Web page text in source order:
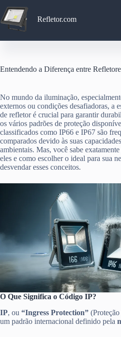
para
o
conteúdo
Refletor.com
Entendendo a Diferença entre
No mundo da iluminação,
externos ou condições desafiadoras, a
de refletor é crucial para garantir
os vários padrões de proteção
classificados como IP66 e IP67 são
comparados devido às suas
ambientais. Mas, você sabe
eles e como escolher o ideal para sua
desvendar esses conceitos.
O Que Significa o Código IP?
IP, ou “Ingress Protection”
um padrão internacional definido pela